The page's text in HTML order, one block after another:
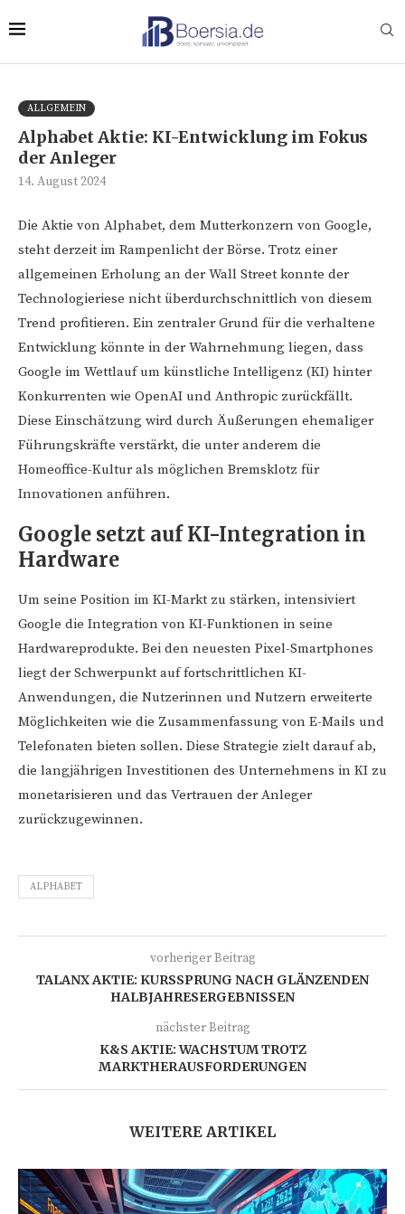
ALLGEMEIN
Alphabet Aktie: KI-Entwicklung im Fokus
der Anleger
14. August 2024
Die Aktie von Alphabet, dem Mutterkonzern von Google,
steht derzeit im Rampenlicht der Börse. Trotz einer
allgemeinen Erholung an der Wall Street konnte der
Technologieriese nicht überdurchschnittlich von diesem
Trend profitieren. Ein zentraler Grund für die verhaltene
Entwicklung könnte in der Wahrnehmung liegen, dass
Google im Wettlauf um künstliche Intelligenz (KI) hinter
Konkurrenten wie OpenAI und Anthropic zurückfällt.
Diese Einschätzung wird durch Äußerungen ehemaliger
Führungskräfte verstärkt, die unter anderem die
Homeoffice-Kultur als möglichen Bremsklotz für
Innovationen anführen.
Google setzt auf KI-Integration in
Hardware
Um seine Position im KI-Markt zu stärken, intensiviert
Google die Integration von KI-Funktionen in seine
Hardwareprodukte. Bei den neuesten Pixel-Smartphones
liegt der Schwerpunkt auf fortschrittlichen KI-
Anwendungen, die Nutzerinnen und Nutzern erweiterte
Möglichkeiten wie die Zusammenfassung von E-Mails und
Telefonaten bieten sollen. Diese Strategie zielt darauf ab,
die langjährigen Investitionen des Unternehmens in KI zu
monetarisieren und das Vertrauen der Anleger
zurückzugewinnen.
ALPHABET
vorheriger Beitrag
TALANX AKTIE: KURSSPRUNG NACH GLÄNZENDEN
HALBJAHRESERGEBNISSEN
nächster Beitrag
K&S AKTIE: WACHSTUM TROTZ
MARKTHERAUSFORDERUNGEN
WEITERE ARTIKEL